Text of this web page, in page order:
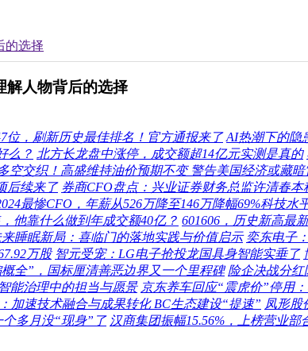
的选择
解人物背后的选择
位，刷新历史最佳排名！官方通报来了 AI热潮下的隐
么？ 北方长龙盘中涨停，成交额超14亿元实测是真的
空交织！高盛维持油价预期不变 警告美国经济或藏
后续来了 券商CFO盘点：兴业证券财务总监许清春
最惨CFO，年薪从526万降至146万降幅69%科技水
他靠什么做到年成交额40亿？ 601606，历史新高最
睡眠新局：喜临门的落地实践与价值启示 奕东电子
万股 智元受宠：LG电子抢投龙国具身智能实垂了
全”，国标厘清善恶边界又一个里程碑 险企决战分
能治理中的担当与愿景 京东养车回应“震虎价”停用
加速技术融合与成果转化 BC生态建设“提速” 凤形股
多月没“现身”了 汉商集团振幅15.56%，上榜营业部